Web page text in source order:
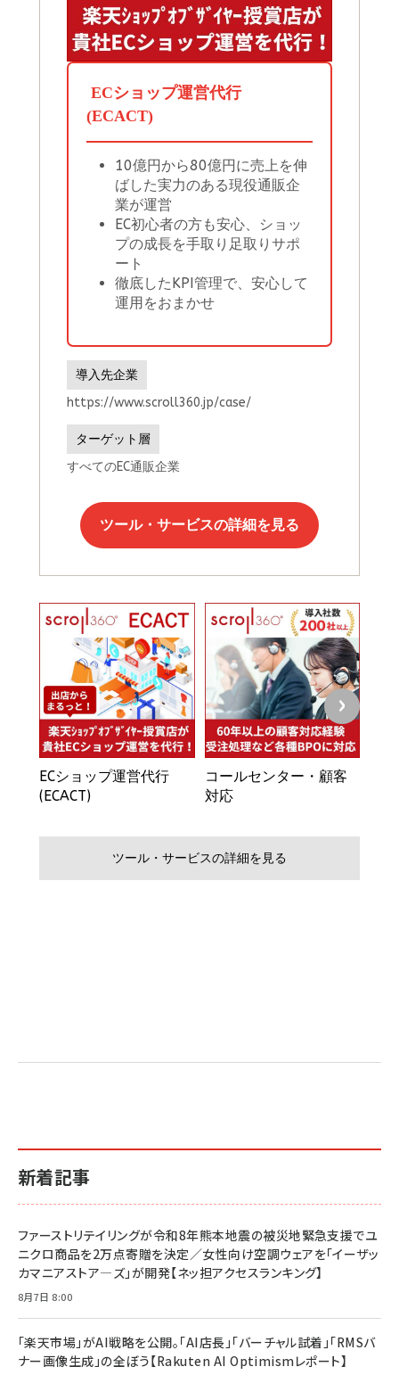
新着記事
ファーストリテイリングが令和8年熊本地震の被災地緊急支援でユ
ニクロ商品を2万点寄贈を決定／女性向け空調ウェアを「イーザッ
カマニアストア―ズ」が開発【ネッ担アクセスランキング】
8月7日 8:00
「楽天市場」がAI戦略を公開。「AI店長」「バーチャル試着」「RMSバ
ナー画像生成」の全ぼう【Rakuten AI Optimismレポート】